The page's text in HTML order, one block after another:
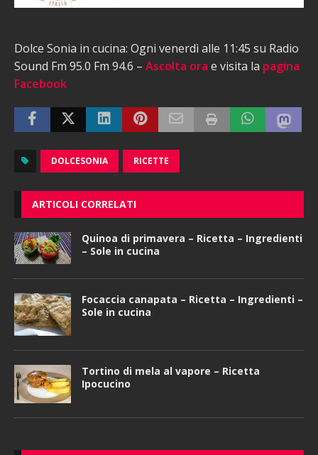
Dolce Sonia in cucina: Ogni venerdì alle 11:45 su Radio
Sound Fm 95.0 Fm 94.6 – Ascolta ora e visita la pagina
Facebook
DOLCESONIA RICETTE
ARTICOLI CORRELATI
Quinoa di primavera – Ricetta – Ingredienti
– Sole in cucina
Focaccia canapata – Ricetta – Ingredienti –
Sole in cucina
Tortino di mela al vapore – Ricetta
Ipocucino